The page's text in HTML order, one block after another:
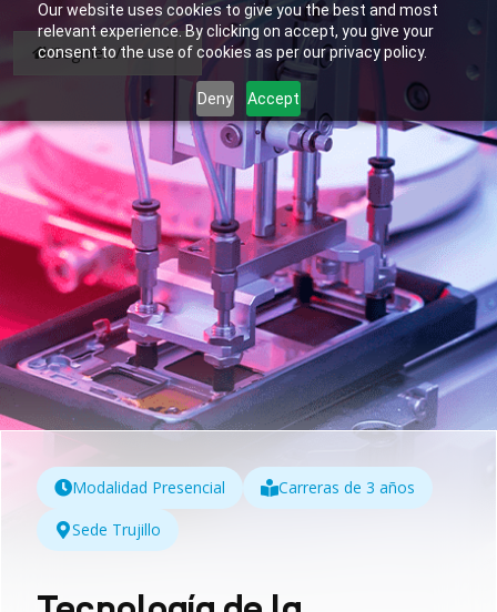
Our website uses cookies to give you the best and most
relevant experience. By clicking on accept, you give your
consent to the use of cookies as per our privacy policy.
Deny Accept
/ Segmento Joven/ Tecnología de la Producción
Modalidad Presencial
Carreras de 3 años
Sede Trujillo